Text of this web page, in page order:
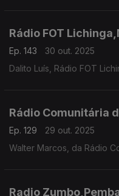
Rádio FOT
Ep. 143
30 out. 2025
Dalito Luís, Rádio FOT
Rádio Comunitária
Ep. 129
29 out. 2025
Walter Marcos, da Rádio
Radio